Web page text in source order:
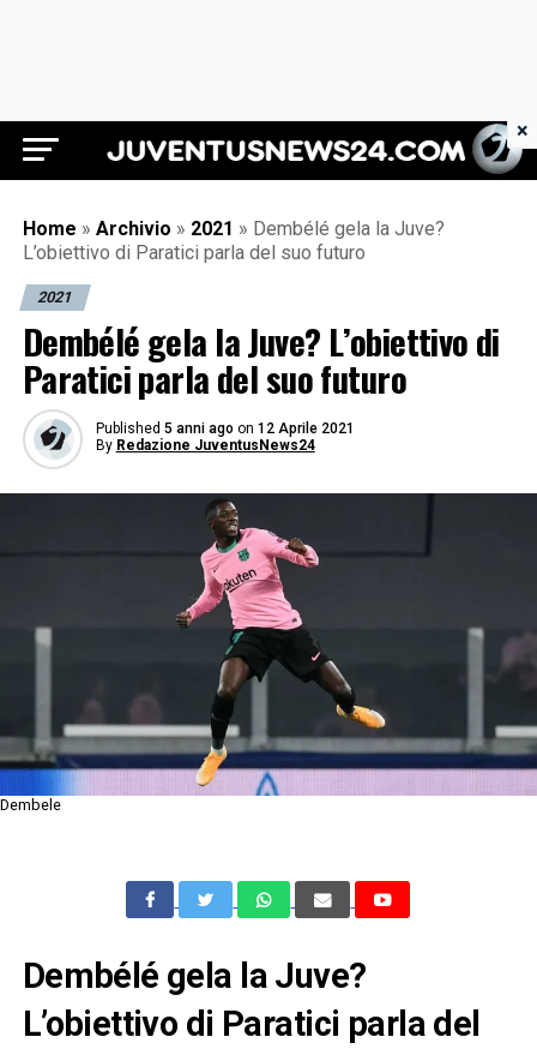
Juventus News 24
Home » Archivio » 2021 » Dembélé gela la Juve?
L’obiettivo di Paratici parla del suo futuro
2021
Dembélé gela la Juve? L’obiettivo di
Paratici parla del suo futuro
Published 5 anni ago on 12 Aprile 2021
By Redazione JuventusNews24
Dembele
Dembélé gela la Juve?
L’obiettivo di Paratici parla del
×